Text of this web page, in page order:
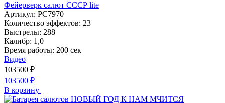
Фейерверк салют СССР lite
Артикул: РС7970
Количество эффектов: 23
Выстрелы: 288
Калибр: 1,0
Время работы: 200 сек
Видео
103500 ₽
103500 ₽
В корзину